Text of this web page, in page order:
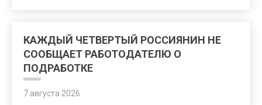
КАЖДЫЙ ЧЕТВЕРТЫЙ РОССИЯНИН НЕ
СООБЩАЕТ РАБОТОДАТЕЛЮ О
ПОДРАБОТКЕ
7 августа 2026